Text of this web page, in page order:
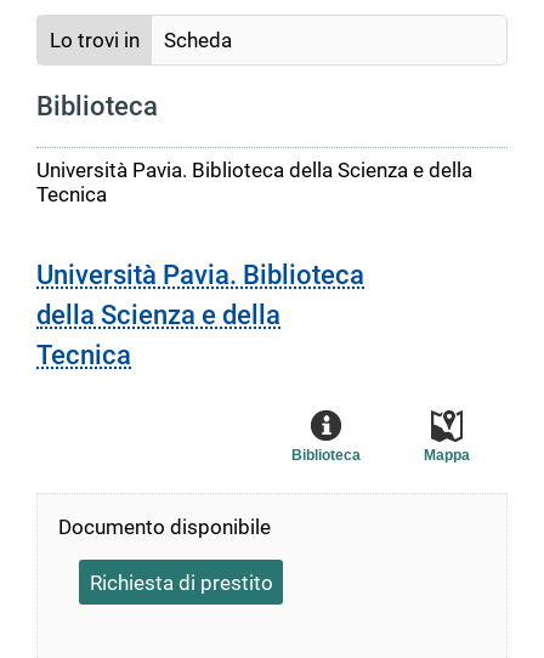
Lo trovi in Scheda
Biblioteca
Università Pavia. Biblioteca della Scienza e della
Tecnica
Università Pavia. Biblioteca
della Scienza e della
Tecnica
Mappa
Biblioteca
Documento disponibile
Richiesta di prestito